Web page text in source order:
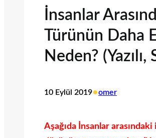
İnsanlar
Türünün Daha
Neden?
10 Eylül 2019•omer
Aşağıda İnsanlar